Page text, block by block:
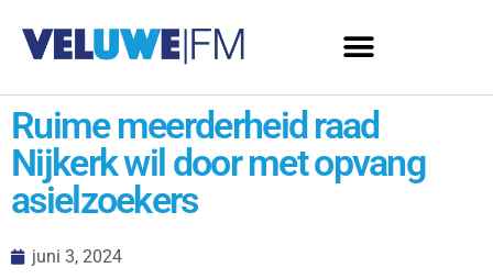
Ruime meerderheid raad
Nijkerk wil door met opvang
asielzoekers
juni 3, 2024